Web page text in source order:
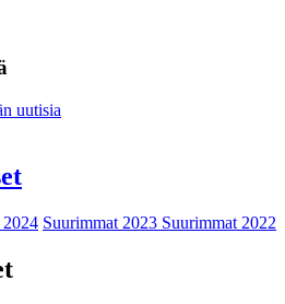
uutisia
2024 Suurimmat 2023 Suurimmat 2022